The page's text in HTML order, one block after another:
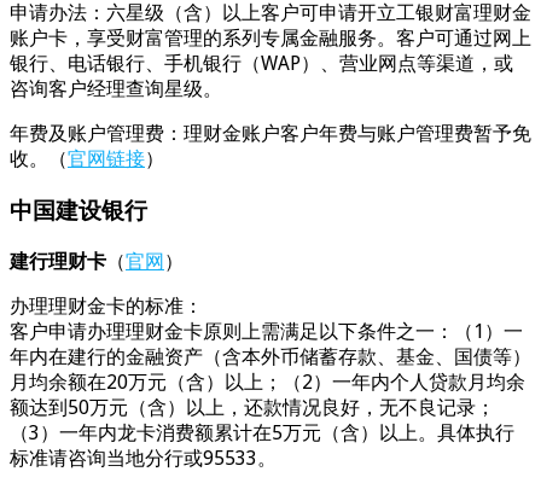
申请办法：六星级（含）以上客户可申请开立工银财富理财金
账户卡，享受财富管理的系列专属金融服务。客户可通过网上
银行、电话银行、手机银行（WAP）、营业网点等渠道，或
咨询客户经理查询星级。
年费及账户管理费：理财金账户客户年费与账户管理费暂予免
收。（官网链接）
中国建设银行
建行理财卡 （官网）
办理理财金卡的标准：
客户申请办理理财金卡原则上需满足以下条件之一：（1）一
年内在建行的金融资产（含本外币储蓄存款、基金、国债等）
月均余额在20万元（含）以上；（2）一年内个人贷款月均余
额达到50万元（含）以上，还款情况良好，无不良记录；
（3）一年内龙卡消费额累计在5万元（含）以上。具体执行
标准请咨询当地分行或95533。